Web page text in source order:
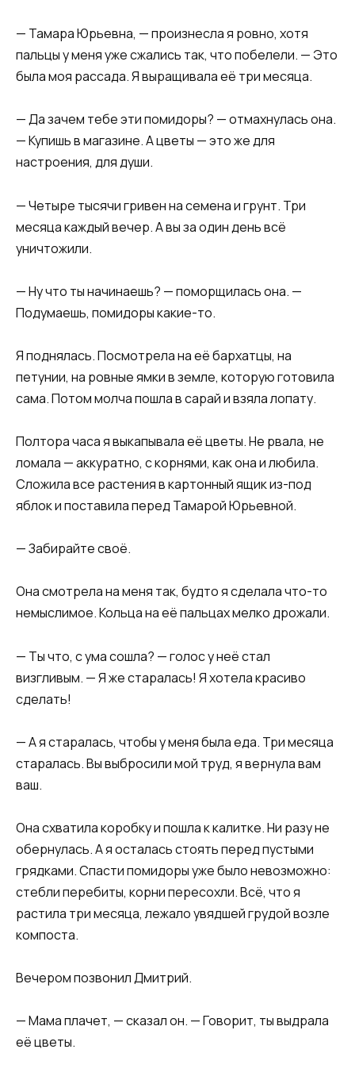
— Тамара Юрьевна, — произнесла я ровно, хотя
пальцы у меня уже сжались так, что побелели. — Это
была моя рассада. Я выращивала её три месяца.
— Да зачем тебе эти помидоры? — отмахнулась она.
— Купишь в магазине. А цветы — это же для
настроения, для души.
— Четыре тысячи гривен на семена и грунт. Три
месяца каждый вечер. А вы за один день всё
уничтожили.
— Ну что ты начинаешь? — поморщилась она. —
Подумаешь, помидоры какие-то.
Я поднялась. Посмотрела на её бархатцы, на
петунии, на ровные ямки в земле, которую готовила
сама. Потом молча пошла в сарай и взяла лопату.
Полтора часа я выкапывала её цветы. Не рвала, не
ломала — аккуратно, с корнями, как она и любила.
Сложила все растения в картонный ящик из-под
яблок и поставила перед Тамарой Юрьевной.
— Забирайте своё.
Она смотрела на меня так, будто я сделала что-то
немыслимое. Кольца на её пальцах мелко дрожали.
— Ты что, с ума сошла? — голос у неё стал
визгливым. — Я же старалась! Я хотела красиво
сделать!
— А я старалась, чтобы у меня была еда. Три месяца
старалась. Вы выбросили мой труд, я вернула вам
ваш.
Она схватила коробку и пошла к калитке. Ни разу не
обернулась. А я осталась стоять перед пустыми
грядками. Спасти помидоры уже было невозможно:
стебли перебиты, корни пересохли. Всё, что я
растила три месяца, лежало увядшей грудой возле
компоста.
Вечером позвонил Дмитрий.
— Мама плачет, — сказал он. — Говорит, ты выдрала
её цветы.